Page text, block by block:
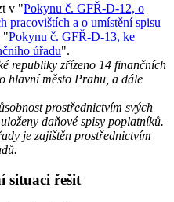
v "Pokynu č. GFŘ-D-12, o
pracovištích a o umístění spisu
"Pokynu č. GFŘ-D-13, ke
úřadu".
republiky zřízeno 14 finančních
hlavní město Prahu, a dále
prostřednictvím svých
daňové spisy poplatníků.
je zajištěn prostřednictvím
situaci řešit